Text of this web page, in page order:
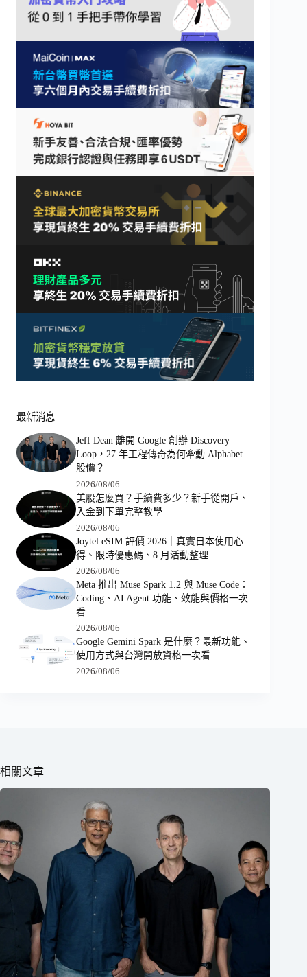
最新消息
Jeff Dean 離開 Google 創辦 Discovery
Loop，27 年工程傳奇為何牽動 Alphabet
股價？
2026/08/06
美股怎麼買？手續費多少？新手從開戶、
入金到下單完整教學
2026/08/06
Joytel eSIM 評價 2026｜真實日本使用心
得、限時優惠碼、8 月活動整理
2026/08/06
Meta 推出 Muse Spark 1.2 與 Muse Code：
Coding、AI Agent 功能、效能與價格一次
看
2026/08/06
Google Gemini Spark 是什麼？最新功能、
使用方式與台灣開放資格一次看
2026/08/06
相關文章